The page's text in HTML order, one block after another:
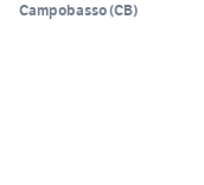
Campobasso(CB)